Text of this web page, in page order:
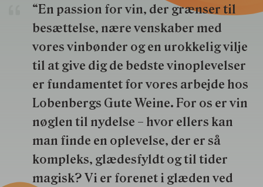
“En passion for vin, der grænser til
besættelse, nære venskaber med
vores vinbønder og en urokkelig vilje
til at give dig de bedste vinoplevelser
er fundamentet for vores arbejde hos
Lobenbergs Gute Weine. For os er vin
nøglen til nydelse – hvor ellers kan
man finde en oplevelse, der er så
kompleks, glædesfyldt og til tider
magisk? Vi er forenet i glæden ved